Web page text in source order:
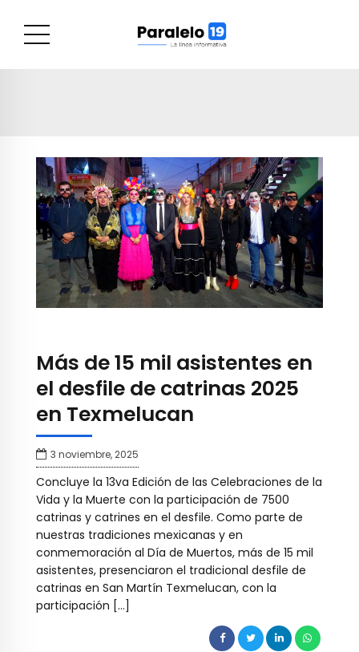
Más de 15 mil asistentes en
el desfile de catrinas 2025
en Texmelucan
3 noviembre, 2025
Concluye la 13va Edición de las Celebraciones de la
Vida y la Muerte con la participación de 7500
catrinas y catrines en el desfile. Como parte de
nuestras tradiciones mexicanas y en
conmemoración al Día de Muertos, más de 15 mil
asistentes, presenciaron el tradicional desfile de
catrinas en San Martín Texmelucan, con la
participación […]